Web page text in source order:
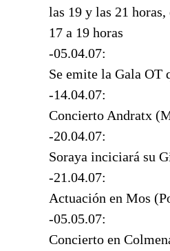
las 19 y las 21
17 a 19 horas
-05.04.07:
Se emite la Gala
-14.04.07:
Concierto Andratx
-20.04.07:
Soraya inciciará su
-21.04.07:
Actuación en Mos
-05.05.07:
Concierto en